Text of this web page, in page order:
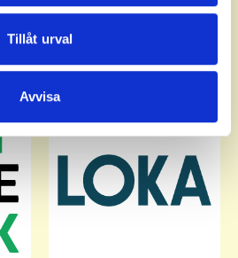
som vi samarbetar med.
informationen med annan
Tillåt urval
Avvisa